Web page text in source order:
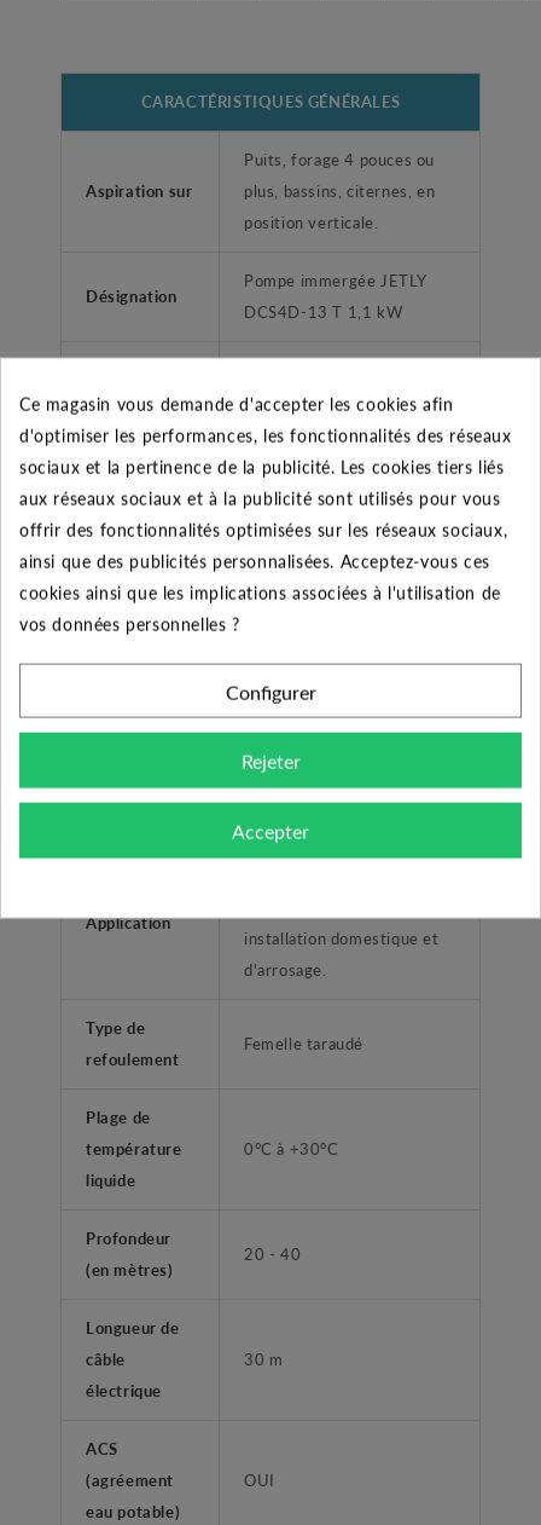
CARACTÉRISTIQUES GÉNÉRALES
Aspiration sur
Puits, forage 4 pouces ou
plus, bassins, citernes, en
position verticale.
Désignation
Pompe immergée JETLY
DCS4D-13 T 1,1 kW
Garantie 2 ans
Fabricant DAB
Utilisateurs
Domestique et
Professionnel
Diamètre de
refoulement
Liquides propres sans corps
solides ou abrasifs, non
visqueux, non cristallisé et
Application
installation domestique et
d'arrosage.
Type de
refoulement
Femelle taraudé
Plage de
température
liquide
0°C à +30°C
Profondeur
(en mètres)
20 - 40
Longueur de
câble
électrique
30 m
ACS
(agréement
eau potable)
OUI
Ce magasin vous demande d'accepter les cookies afin
d'optimiser les performances, les fonctionnalités des réseaux
sociaux et la pertinence de la publicité. Les cookies tiers liés
aux réseaux sociaux et à la publicité sont utilisés pour vous
offrir des fonctionnalités optimisées sur les réseaux sociaux,
ainsi que des publicités personnalisées. Acceptez-vous ces
cookies ainsi que les implications associées à l'utilisation de
vos données personnelles ?
Configurer
Rejeter
Accepter